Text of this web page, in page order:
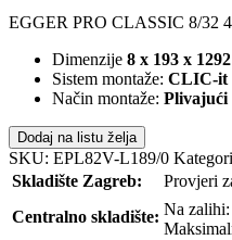
EGGER PRO CLASSIC 8/32
Dimenzije 8 x 193 x
Sistem montaže: CLIC-it
Način montaže: Plivajući
Dodaj na listu želja
SKU: EPL82V-L189/0
Skladište Zagreb:
Provjeri
Centralno skladište: Na